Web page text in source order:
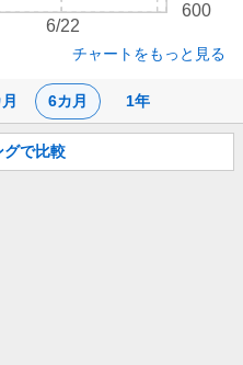
6カ月 1年
600
6/22
チャートをもっと見る
グで比較